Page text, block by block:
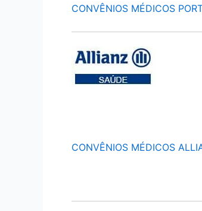
CONVÊNIOS MÉDICOS
CONVÊNIOS MÉDICOS